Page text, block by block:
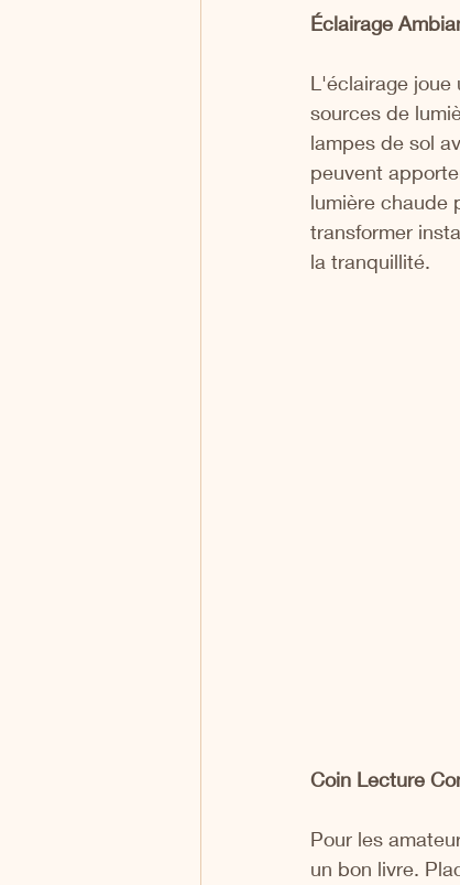
Éclairage
L'éclairage joue
sources de
lampes de sol
peuvent
lumière chaude
transformer
la tranquillité.
Coin Lecture
Pour les
un bon livre.